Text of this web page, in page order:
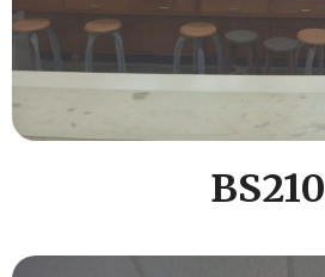
BS210